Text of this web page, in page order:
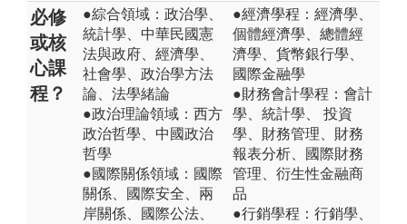
必修
或核
心課
程？
●綜合領域：政治學、
統計學、中華民國憲
法與政府、經濟學、
社會學、政治學方法
論、法學緒論
●政治理論領域：西方
政治哲學、中國政治
哲學
●國際關係領域：國際
關係、國際安全、兩
岸關係、國際公法、
●經濟學程：經濟學、
個體經濟學、總體經
濟學、貨幣銀行學、
國際金融學
●財務會計學程：會計
學、統計學、 投資
學、財務管理、財務
報表分析、國際財務
管理、衍生性金融商
品
●行銷學程：行銷學、